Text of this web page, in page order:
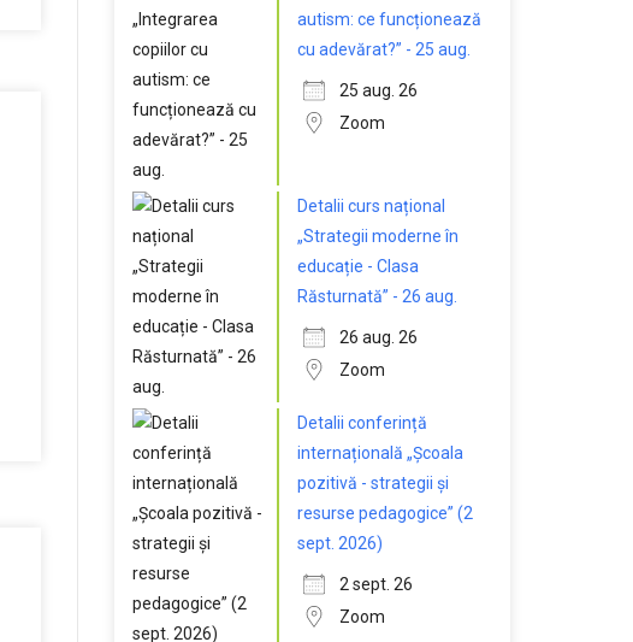
autism: ce funcționează
cu adevărat?” - 25 aug.
25 aug. 26
Zoom
Detalii curs național
„Strategii moderne în
educație - Clasa
Răsturnată” - 26 aug.
26 aug. 26
Zoom
Detalii conferință
internațională „Școala
pozitivă - strategii și
resurse pedagogice” (2
sept. 2026)
2 sept. 26
Zoom